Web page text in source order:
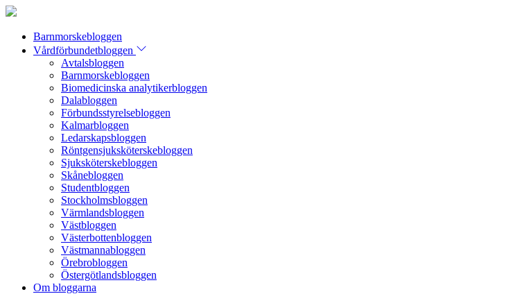
Barnmorskebloggen
Vårdförbundetbloggen
Avtalsbloggen
Barnmorskebloggen
Biomedicinska analytikerbloggen
Dalabloggen
Förbundsstyrelsebloggen
Kalmarbloggen
Ledarskapsbloggen
Röntgensjuksköterskebloggen
Sjuksköterskebloggen
Skånebloggen
Studentbloggen
Stockholmsbloggen
Värmlandsbloggen
Västbloggen
Västerbottenbloggen
Västmannabloggen
Örebrobloggen
Östergötlandsbloggen
Om bloggarna